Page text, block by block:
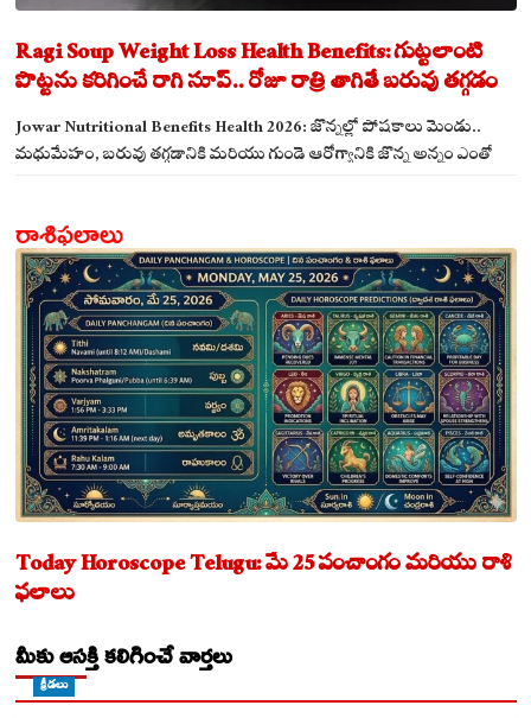
Ragi Soup Weight Loss Health Benefits: గుట్టలాంటి
పొట్టను కరిగించే రాగి సూప్.. రోజూ రాత్రి తాగితే బరువు తగ్గడం
ఖాయం!
Jowar Nutritional Benefits Health 2026: జొన్నల్లో పోషకాలు మెండు..
మధుమేహం, బరువు తగ్గడానికి మరియు గుండె ఆరోగ్యానికి జొన్న అన్నం ఎంతో
రాశిఫలాలు
Today Horoscope Telugu: మే 25 పంచాంగం మరియు రాశి
ఫలాలు
మీకు ఆసక్తి కలిగించే వార్తలు
క్రీడలు